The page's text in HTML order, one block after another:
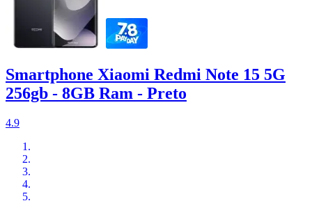
Smartphone Xiaomi Redmi Note 15 5G
256gb - 8GB Ram - Preto
4.9